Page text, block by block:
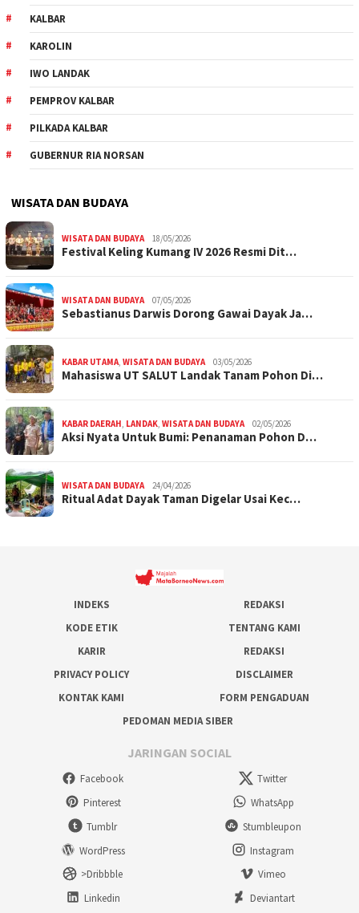
KALBAR
KAROLIN
IWO LANDAK
PEMPROV KALBAR
PILKADA KALBAR
GUBERNUR RIA NORSAN
WISATA DAN BUDAYA
WISATA DAN BUDAYA 18/05/2026
Festival Keling Kumang IV 2026 Resmi Dit…
WISATA DAN BUDAYA 07/05/2026
Sebastianus Darwis Dorong Gawai Dayak Ja…
KABAR UTAMA, WISATA DAN BUDAYA 03/05/2026
Mahasiswa UT SALUT Landak Tanam Pohon Di…
KABAR DAERAH, LANDAK, WISATA DAN BUDAYA 02/05/2026
Aksi Nyata Untuk Bumi: Penanaman Pohon D…
WISATA DAN BUDAYA 24/04/2026
Ritual Adat Dayak Taman Digelar Usai Kec…
INDEKS
REDAKSI
KODE ETIK
TENTANG KAMI
KARIR
REDAKSI
PRIVACY POLICY
DISCLAIMER
KONTAK KAMI
FORM PENGADUAN
PEDOMAN MEDIA SIBER
JARINGAN SOCIAL
Facebook
Twitter
Pinterest
WhatsApp
Tumblr
Stumbleupon
WordPress
Instagram
>Dribbble
Vimeo
Linkedin
Deviantart